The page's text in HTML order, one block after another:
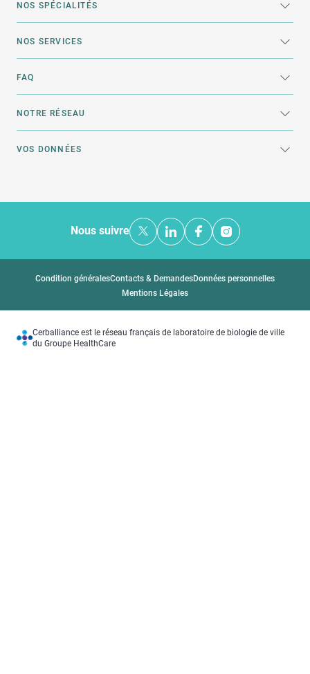
NOS SPÉCIALITÉS
NOS SERVICES
FAQ
NOTRE RÉSEAU
VOS DONNÉES
Nous suivre
Condition généralesContacts & DemandesDonnées personnelles
Mentions Légales
Cerballiance est le réseau français de laboratoire de biologie de ville
du Groupe HealthCare